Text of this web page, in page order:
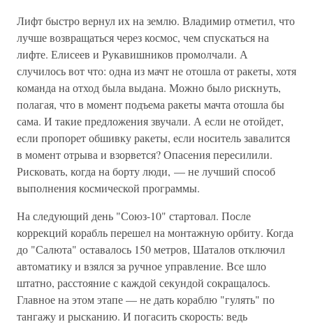
Лифт быстро вернул их на землю. Владимир отметил, что
лучше возвращаться через космос, чем спускаться на
лифте. Елисеев и Рукавишников промолчали. А
случилось вот что: одна из мачт не отошла от ракеты, хотя
команда на отход была выдана. Можно было рискнуть,
полагая, что в момент подъема ракеты мачта отошла бы
сама. И такие предложения звучали. А если не отойдет,
если пропорет обшивку ракеты, если носитель завалится
в момент отрыва и взорвется? Опасения пересилили.
Рисковать, когда на борту люди, — не лучший способ
выполнения космической программы.
На следующий день "Союз-10" стартовал. После
коррекций корабль перешел на монтажную орбиту. Когда
до "Салюта" оставалось 150 метров, Шаталов отключил
автоматику и взялся за ручное управление. Все шло
штатно, расстояние с каждой секундой сокращалось.
Главное на этом этапе — не дать кораблю "гулять" по
тангажу и рысканию. И погасить скорость: ведь